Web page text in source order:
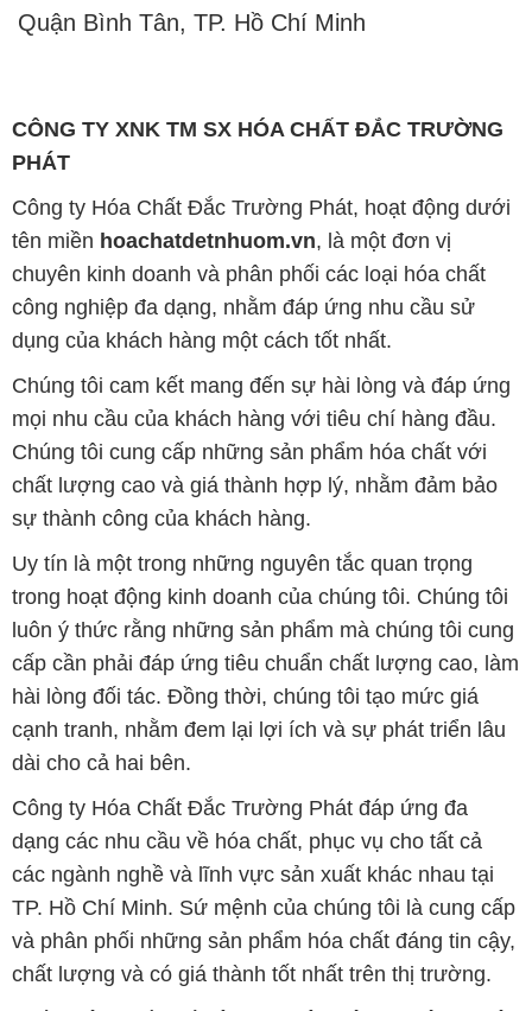
Quận Bình Tân, TP. Hồ Chí Minh
CÔNG TY XNK TM SX HÓA CHẤT ĐẮC TRƯỜNG
PHÁT
Công ty Hóa Chất Đắc Trường Phát, hoạt động dưới
tên miền hoachatdetnhuom.vn, là một đơn vị
chuyên kinh doanh và phân phối các loại hóa chất
công nghiệp đa dạng, nhằm đáp ứng nhu cầu sử
dụng của khách hàng một cách tốt nhất.
Chúng tôi cam kết mang đến sự hài lòng và đáp ứng
mọi nhu cầu của khách hàng với tiêu chí hàng đầu.
Chúng tôi cung cấp những sản phẩm hóa chất với
chất lượng cao và giá thành hợp lý, nhằm đảm bảo
sự thành công của khách hàng.
Uy tín là một trong những nguyên tắc quan trọng
trong hoạt động kinh doanh của chúng tôi. Chúng tôi
luôn ý thức rằng những sản phẩm mà chúng tôi cung
cấp cần phải đáp ứng tiêu chuẩn chất lượng cao, làm
hài lòng đối tác. Đồng thời, chúng tôi tạo mức giá
cạnh tranh, nhằm đem lại lợi ích và sự phát triển lâu
dài cho cả hai bên.
Công ty Hóa Chất Đắc Trường Phát đáp ứng đa
dạng các nhu cầu về hóa chất, phục vụ cho tất cả
các ngành nghề và lĩnh vực sản xuất khác nhau tại
TP. Hồ Chí Minh. Sứ mệnh của chúng tôi là cung cấp
và phân phối những sản phẩm hóa chất đáng tin cậy,
chất lượng và có giá thành tốt nhất trên thị trường.